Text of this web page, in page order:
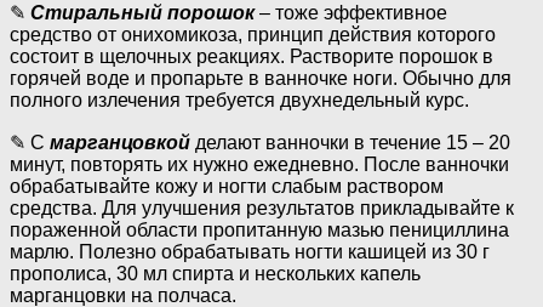
✎ Стиральный порошок– тоже эффективное
средство от онихомикоза, принцип действия которого
состоит в щелочных реакциях. Растворите порошок в
горячей воде и пропарьте в ванночке ноги. Обычно для
полного излечения требуется двухнедельный курс.
✎ С марганцовкой делают ванночки в течение 15 – 20
минут, повторять их нужно ежедневно. После ванночки
обрабатывайте кожу и ногти слабым раствором
средства. Для улучшения результатов прикладывайте к
пораженной области пропитанную мазью пенициллина
марлю. Полезно обрабатывать ногти кашицей из 30 г
прополиса, 30 мл спирта и нескольких капель
марганцовки на полчаса.